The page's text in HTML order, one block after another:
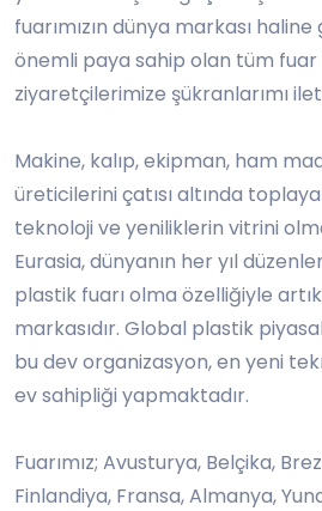
fuarımızın dünya markası
önemli paya sahip olan tüm fuar
ziyaretçilerimize şükranlarımı
Makine, kalıp, ekipman, ham
üreticilerini çatısı altında
teknoloji ve yeniliklerin vitrini
Eurasia, dünyanın her yıl
plastik fuarı olma özelliğiyle
markasıdır. Global plastik
bu dev organizasyon, en yeni
ev sahipliği yapmaktadır.
Fuarımız; Avusturya, Belçika,
Finlandiya, Fransa, Almanya,